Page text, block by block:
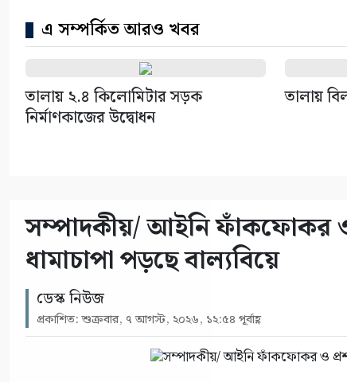
এ সম্পর্কিত আরও খবর
তালায় ২.৪ কিলোমিটার সড়ক
নির্মাণকাজের উদ্বোধন
তালায়
সম্পাদকীয়/ আইনি ফাঁকফোকর ও
ধামাচাপা পড়ছে বাল্যবিয়ে
ডেস্ক নিউজ
প্রকাশিত: শুক্রবার, ৭ আগস্ট, ২০২৬, ১২:৫৪ পূর্বাহ্ণ